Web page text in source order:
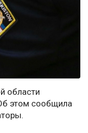
области
этом сообщила